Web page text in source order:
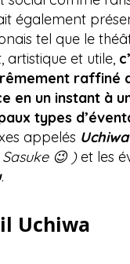
également
tel que le
artistique et utile,
raffiné
en un instant à
types
appelés Uchiwa
😉 )et les
.
Uchiwa